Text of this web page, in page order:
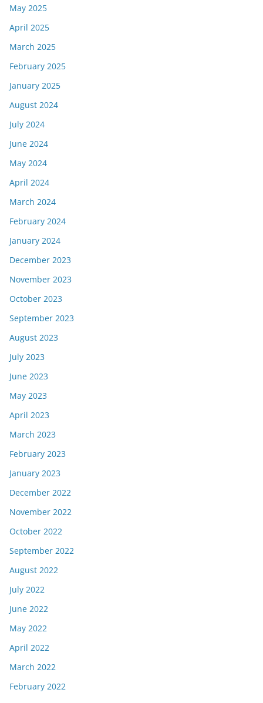
May 2025
April 2025
March 2025
February 2025
January 2025
August 2024
July 2024
June 2024
May 2024
April 2024
March 2024
February 2024
January 2024
December 2023
November 2023
October 2023
September 2023
August 2023
July 2023
June 2023
May 2023
April 2023
March 2023
February 2023
January 2023
December 2022
November 2022
October 2022
September 2022
August 2022
July 2022
June 2022
May 2022
April 2022
March 2022
February 2022